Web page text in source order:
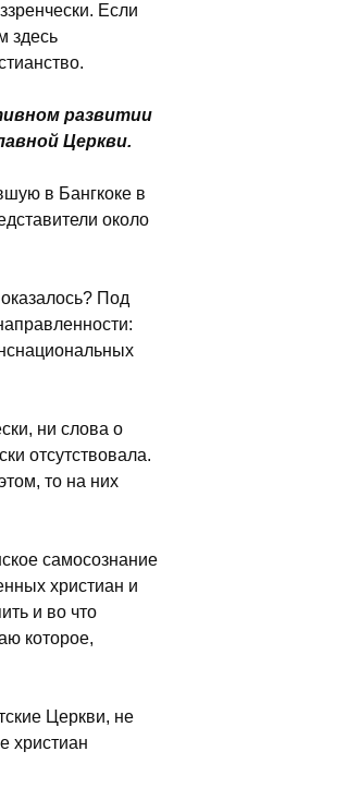
Если
здесь
развитии
Церкви.
в Бангкоке в
около
Под
ни слова о
отсутствовала.
то на них
самосознание
христиан и
и во что
которое,
Церкви, не
христиан